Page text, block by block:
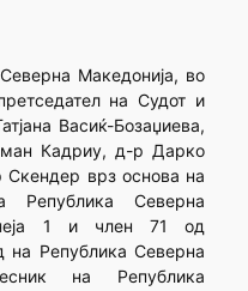
Македонија, во
на Судот и
Васиќ-Бозаџиева,
Кадриу, д-р Дарко
врз основа на
Северна
1 и член 71 од
на Република Северна
на Република